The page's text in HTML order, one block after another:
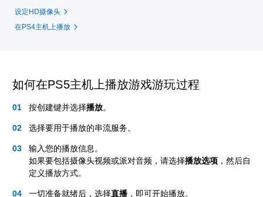
设定HD摄像头
在PS4主机上播放
如何在PS5主机上播放游戏游玩过程
按创建键并选择播放。
选择要用于播放的串流服务。
输入您的播放信息。
如果要包括摄像头视频或派对音频，请选择播放选项 ，然后自
定义播放方式。
一切准备就绪后，选择直播 ，即可开始播放。